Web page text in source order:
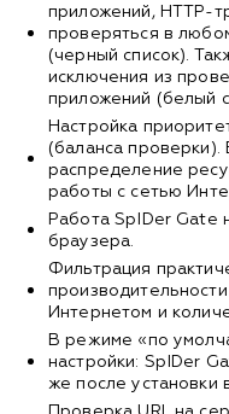
приложений, HTTP-
проверяться в
(черный список).
исключения из
приложений (белый
Настройка
(баланса проверки).
распределение
работы с сетью
Работа SpIDer Gate
браузера.
Фильтрация
Интернетом и
В режиме «по
настройки: SpIDer
же после установки